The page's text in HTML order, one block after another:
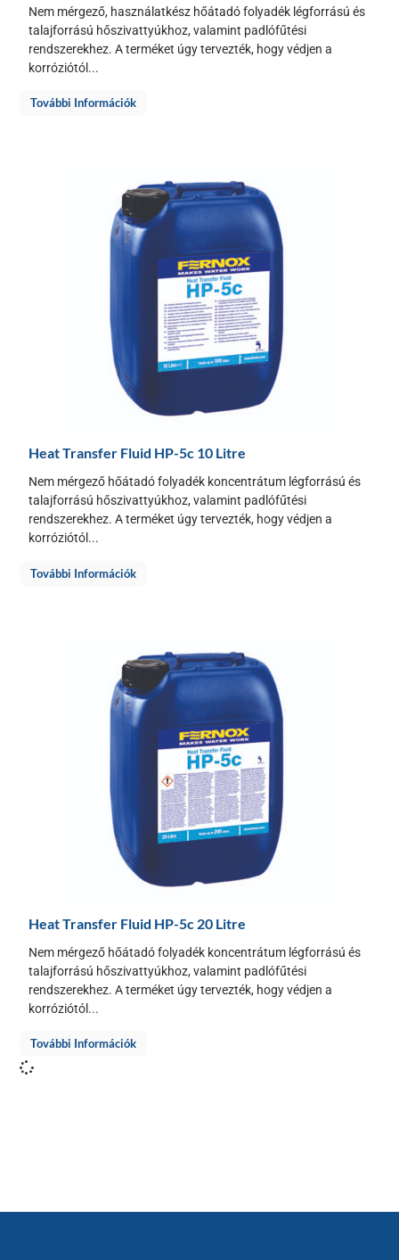
Nem mérgező, használatkész hőátadó folyadék légforrású és
talajforrású hőszivattyúkhoz, valamint padlófűtési
rendszerekhez. A terméket úgy tervezték, hogy védjen a
korróziótól...
További Információk
Heat Transfer Fluid HP-5c 10 Litre
Nem mérgező hőátadó folyadék koncentrátum légforrású és
talajforrású hőszivattyúkhoz, valamint padlófűtési
rendszerekhez. A terméket úgy tervezték, hogy védjen a
korróziótól...
További Információk
Heat Transfer Fluid HP-5c 20 Litre
Nem mérgező hőátadó folyadék koncentrátum légforrású és
talajforrású hőszivattyúkhoz, valamint padlófűtési
rendszerekhez. A terméket úgy tervezték, hogy védjen a
korróziótól...
További Információk